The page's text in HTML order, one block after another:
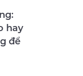
hay
để